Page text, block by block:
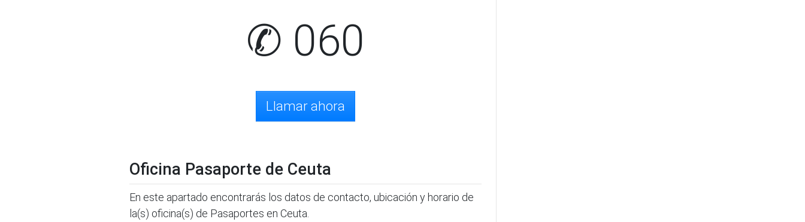
✆ 060
Llamar ahora
Oficina Pasaporte de Ceuta
En este apartado encontrarás los datos de contacto, ubicación y horario de
la(s) oficina(s) de Pasaportes en Ceuta.